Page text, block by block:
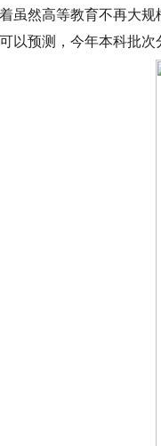
虽然高等教育不再大规
以预测，今年本科批次